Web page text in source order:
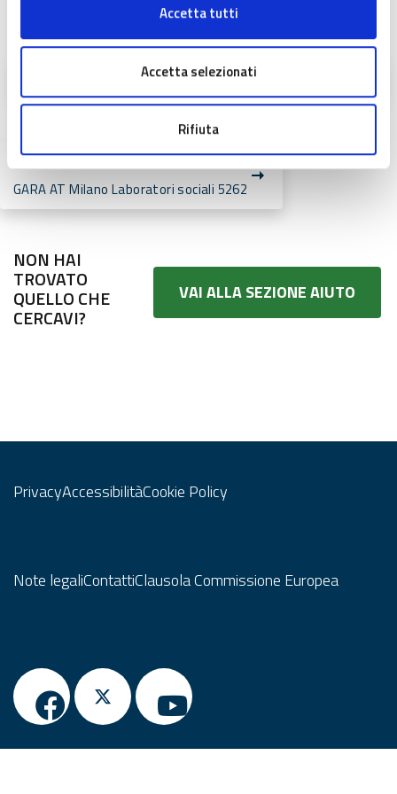
Accetta tutti
Accetta selezionati
Rifiuta
Allegati
Comunicato 20 gennaio 2021
Vai a Servizio
GARA AT Milano Laboratori sociali 5262
NON HAI
TROVATO
QUELLO CHE
CERCAVI?
VAI ALLA SEZIONE AIUTO
PrivacyAccessibilitàCookie Policy
Note legaliContattiClausola Commissione Europea